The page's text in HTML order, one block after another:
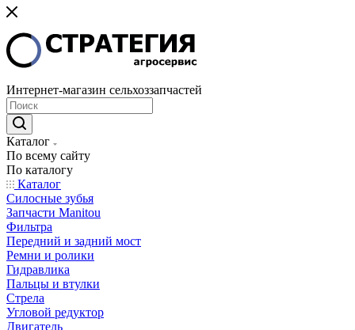
Интернет-магазин сельхоззапчастей
Каталог
По всему сайту
По каталогу
Каталог
Cилосные зубья
Запчасти Manitou
Фильтра
Передний и задний мост
Ремни и ролики
Гидравлика
Пальцы и втулки
Стрела
Угловой редуктор
Двигатель